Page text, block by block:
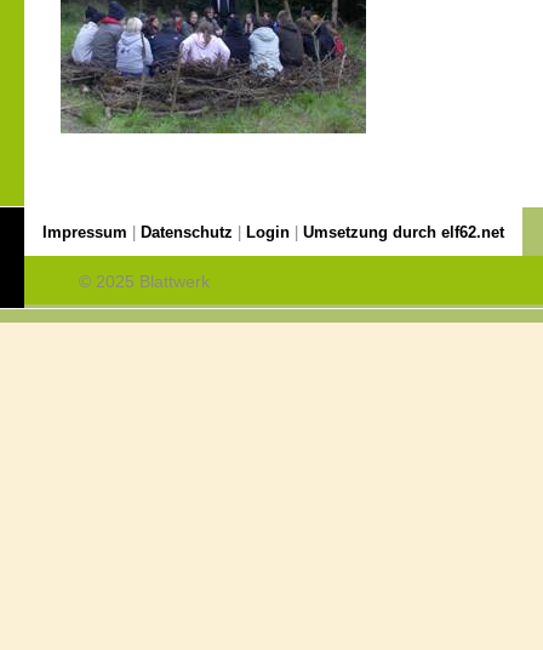
Impressum Datenschutz Login Umsetzung durch elf62.net
© 2025 Blattwerk